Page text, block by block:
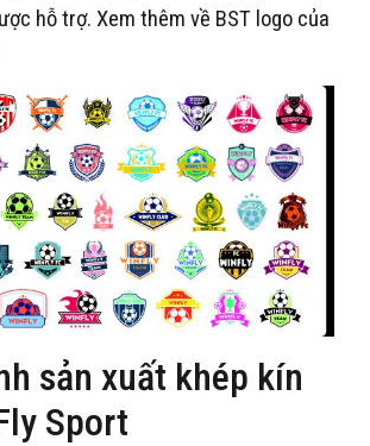
hỗ trợ. Xem thêm về BST logo của
sản xuất khép kín
Sport